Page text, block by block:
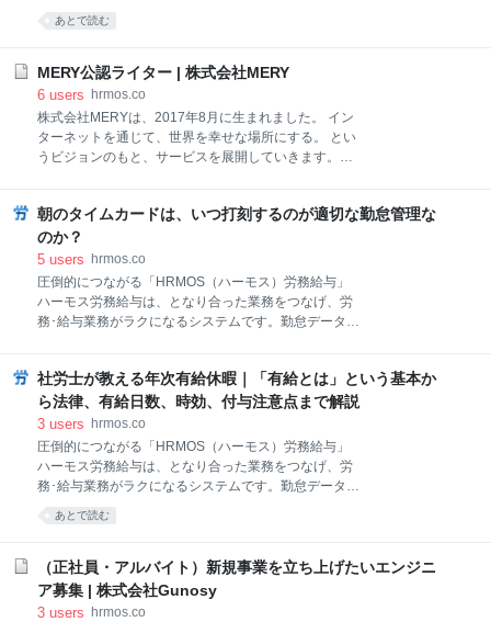
す。そして今、共に成長し共に新しい時代を築いてい
第一章 総則 第一節 通則 第一条」には、著作物は“文化
の発展に寄与する”ものであり、出来る限り広く頒布し
すること。つ
MERYでは、新しい仲間を募集しています。 私たちは
関わる人たちと誠実に向き合い、愛されるサービスづ
ていきませんか？ 【アプリエンジニア】「MERY」の
アプリエンジニアを募集しています。 職種 / 募集ポジ
ション
あとで読む
MERY公認ライター | 株式会社MERY
6 users
hrmos.co
株式会社MERYは、2017年8月に生まれました。 イン
ターネットを通じて、世界を幸せな場所にする。 とい
うビジョンのもと、サービスを展開していきます。
スづくりを目指しています。 一緒に「MERY」を成長
させていきませんか？ 【MERY公認ライター】MERY
公認ライターとして一緒に働いてくれる人を募集して
います。 自分の好きなモノ・コトを MERYで発信して
みませんか？ 書いた記事の全てに、 編集と校閲のチェ
ックが入りますので、ライティング業務が未経験の方
朝のタイムカードは、いつ打刻するのが適切な勤怠管理な
のか？
5 users
hrmos.co
圧倒的につながる「HRMOS（ハーモス）労務給与」
ハーモス労務給与は、となり合った業務をつなげ、労
務･給与業務がラクになるシステムです。勤怠データか
化につながります。 詳しく見る 大手自動車メーカー
が、労働基準監督署から「始業前の体操や朝礼を労働
時間として把握しなければならない」という是正勧告
を受け、過去の未払い賃金を支払ったというニュース
が報道されました。今回は、「始業時刻」を正しく理
解するための法的知識を説明したいと思います。 「始
は、「使用者の指揮命令下に入った時刻」と考えられ
れば、遅刻をしないために早めに来たり、仕事前にコ
ーヒーを飲んだりするため、8時半から8時50分くらい
に会社に来る人
社労士が教える年次有給休暇｜「有給とは」という基本か
ら法律、有給日数、時効、付与注意点まで解説
3 users
hrmos.co
圧倒的につながる「HRMOS（ハーモス）労務給与」
ハーモス労務給与は、となり合った業務をつなげ、労
務･給与業務がラクになるシステムです。勤怠データか
らの給与自動計算、給与通知・年末調整書類のカンタ
ン作成など、労務給与業務がシステムで完結し、効率
ト1位の日本。取得率は50％を超えていません。こう
した状況を踏まえ、政府も労働基準法改正案の中で有
休取得促進に向けた動きを強めています。ただ、年次
あとで読む
（正社員・アルバイト）新規事業を立ち上げたいエンジニ
ア募集 | 株式会社Gunosy
3 users hrmos.co